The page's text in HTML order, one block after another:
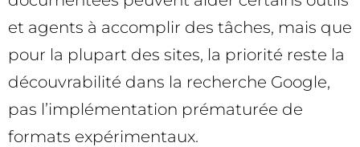
et agents à accomplir des tâches, mais que
pour la plupart des sites, la priorité reste la
découvrabilité dans la recherche Google,
pas l’implémentation prématurée de
formats expérimentaux.